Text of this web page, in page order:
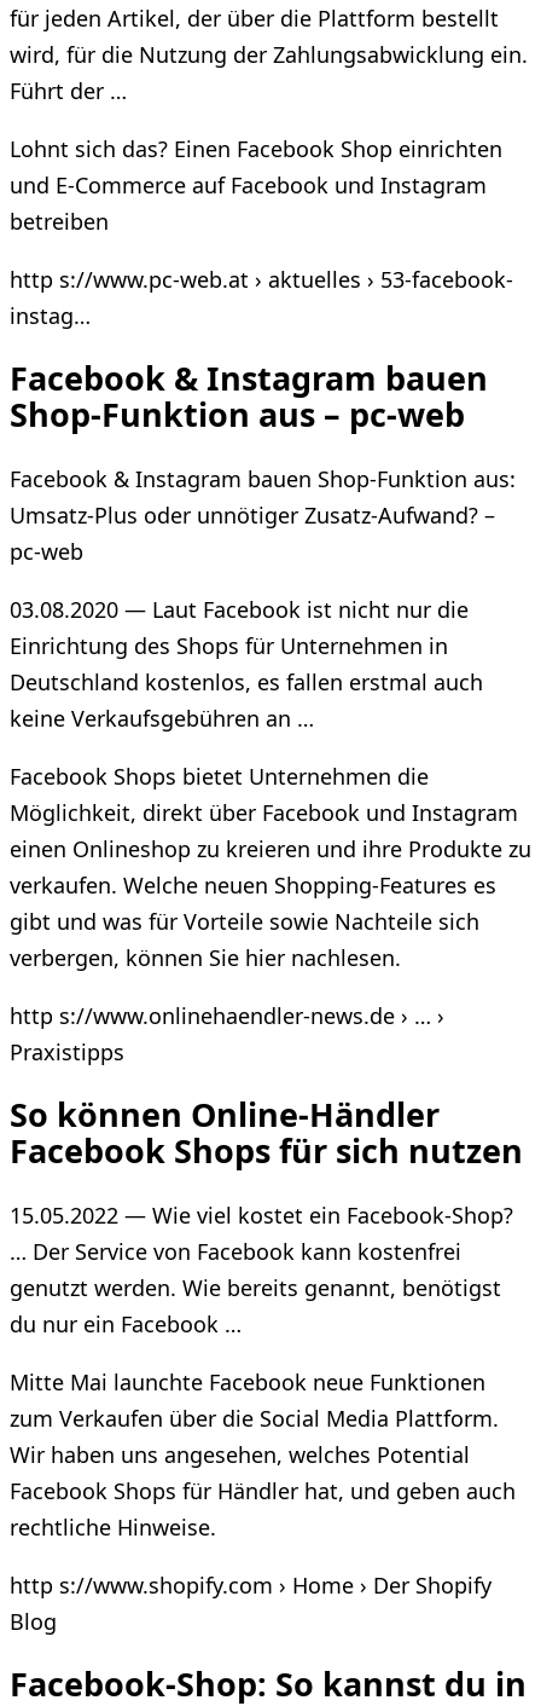
für jeden Artikel, der über die Plattform bestellt
wird, für die Nutzung der Zahlungsabwicklung ein.
Führt der …
Lohnt sich das? Einen Facebook Shop einrichten
und E-Commerce auf Facebook und Instagram
betreiben
http s://www.pc-web.at › aktuelles › 53-facebook-
instag…
Facebook & Instagram bauen
Shop-Funktion aus – pc-web
Facebook & Instagram bauen Shop-Funktion aus:
Umsatz-Plus oder unnötiger Zusatz-Aufwand? –
pc-web
03.08.2020 — Laut Facebook ist nicht nur die
Einrichtung des Shops für Unternehmen in
Deutschland kostenlos, es fallen erstmal auch
keine Verkaufsgebühren an …
Facebook Shops bietet Unternehmen die
Möglichkeit, direkt über Facebook und Instagram
einen Onlineshop zu kreieren und ihre Produkte zu
verkaufen. Welche neuen Shopping-Features es
gibt und was für Vorteile sowie Nachteile sich
verbergen, können Sie hier nachlesen.
http s://www.onlinehaendler-news.de › … ›
Praxistipps
So können Online-Händler
Facebook Shops für sich nutzen
15.05.2022 — Wie viel kostet ein Facebook-Shop?
… Der Service von Facebook kann kostenfrei
genutzt werden. Wie bereits genannt, benötigst
du nur ein Facebook …
Mitte Mai launchte Facebook neue Funktionen
zum Verkaufen über die Social Media Plattform.
Wir haben uns angesehen, welches Potential
Facebook Shops für Händler hat, und geben auch
rechtliche Hinweise.
http s://www.shopify.com › Home › Der Shopify
Blog
Facebook-Shop: So kannst du in